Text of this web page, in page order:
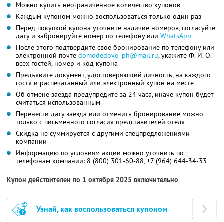
Можно купить неограниченное количество купонов
Каждым купоном можно воспользоваться только один раз
Перед покупкой купона уточните наличие номеров, согласуйте
дату и забронируйте номер по телефону или WhatsApp
После этого подтвердите свое бронирование по телефону или
электронной почте domodedovo_ph@mail.ru,укажите Ф. И. О.
всех гостей, номер и код купона
Предъявите документ, удостоверяющий личность, на каждого
гостя и распечатанный или электронный купон на месте
Об отмене заезда предупредите за 24 часа, иначе купон будет
считаться использованным
Перенести дату заезда или отменить бронирование можно
только с письменного согласия представителей отеля
Скидка не суммируется с другими спецпредложениями
компании
Информацию по условиям акции можно уточнить по
телефонам компании: 8 (800) 301-60-88, +7 (964) 644-34-33
Купон действителен по 1 октября 2025 включительно
Узнай, как воспользоваться купоном